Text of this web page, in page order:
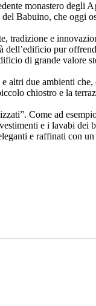
monastero degli
Babuino, che oggi
tradizione e
pur
di grande valore
altri due ambienti che,
chiostro e la
Come ad
e i lavabi dei
e raffinati con